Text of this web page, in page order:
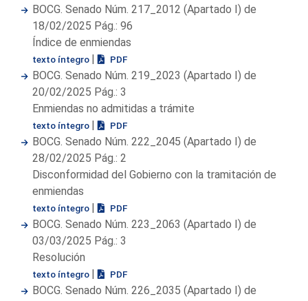
BOCG. Senado Núm. 217_2012 (Apartado I) de
18/02/2025 Pág.: 96
Índice de enmiendas
texto íntegro | PDF
BOCG. Senado Núm. 219_2023 (Apartado I) de
20/02/2025 Pág.: 3
Enmiendas no admitidas a trámite
texto íntegro | PDF
BOCG. Senado Núm. 222_2045 (Apartado I) de
28/02/2025 Pág.: 2
Disconformidad del Gobierno con la tramitación de
enmiendas
texto íntegro | PDF
BOCG. Senado Núm. 223_2063 (Apartado I) de
03/03/2025 Pág.: 3
Resolución
texto íntegro | PDF
BOCG. Senado Núm. 226_2035 (Apartado I) de